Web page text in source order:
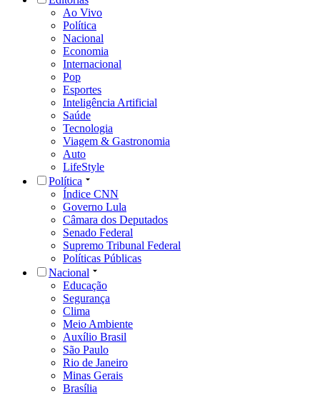
Ao Vivo
Política
Nacional
Economia
Internacional
Pop
Esportes
Inteligência Artificial
Saúde
Tecnologia
Viagem & Gastronomia
Auto
LifeStyle
Política
Índice CNN
Governo Lula
Câmara dos Deputados
Senado Federal
Supremo Tribunal Federal
Políticas Públicas
Nacional
Educação
Segurança
Clima
Meio Ambiente
Auxílio Brasil
São Paulo
Rio de Janeiro
Minas Gerais
Brasília